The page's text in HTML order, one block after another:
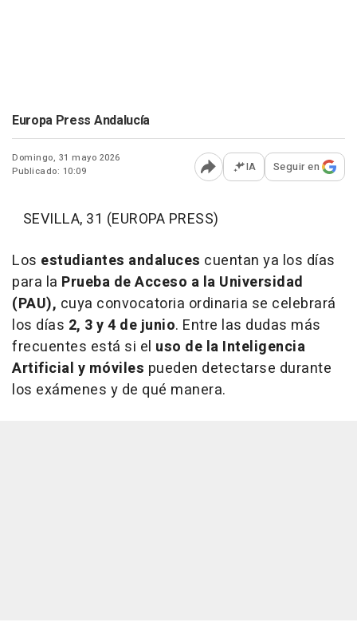
Europa Press Andalucía
Domingo, 31 mayo 2026
Publicado: 10:09
Abrir opciones para
IA Seguir en
SEVILLA, 31 (EUROPA PRESS)
Los estudiantes andaluces cuentan ya los días
para la Prueba de Acceso a la Universidad
(PAU), cuya convocatoria ordinaria se celebrará
los días 2, 3 y 4 de junio. Entre las dudas más
frecuentes está si el uso de la Inteligencia
Artificial y móviles pueden detectarse durante
los exámenes y de qué manera.